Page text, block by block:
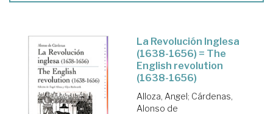
La Revolución Inglesa
(1638-1656) = The
English revolution
(1638-1656)
Alloza, Angel; Cárdenas,
Alonso de